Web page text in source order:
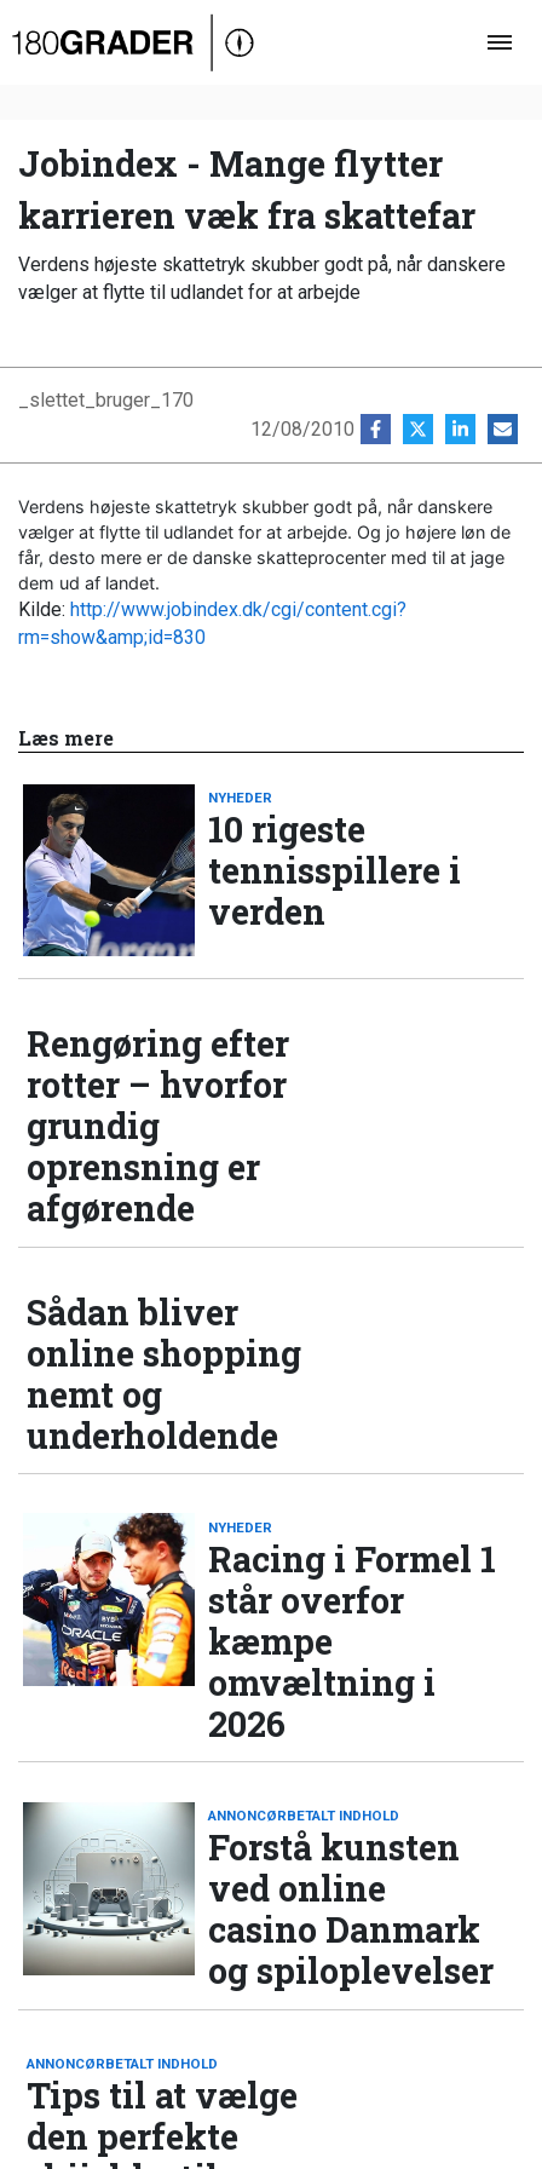
Oversigt
Debat
Video
Podcast
Jobindex - Mange flytter
karrieren væk fra skattefar
Verdens højeste skattetryk skubber godt på, når danskere
vælger at flytte til udlandet for at arbejde
_slettet_bruger_170
12/08/2010
Verdens højeste skattetryk skubber godt på, når danskere
vælger at flytte til udlandet for at arbejde. Og jo højere løn de
får, desto mere er de danske skatteprocenter med til at jage
dem ud af landet.
Kilde: http://www.jobindex.dk/cgi/content.cgi?
rm=show&amp;id=830
Læs mere
NYHEDER
10 rigeste
tennisspillere i
verden
Rengøring efter
rotter – hvorfor
grundig
oprensning er
afgørende
Sådan bliver
online shopping
nemt og
underholdende
NYHEDER
Racing i Formel 1
står overfor
kæmpe
omvæltning i
2026
ANNONCØRBETALT INDHOLD
Forstå kunsten
ved online
casino Danmark
og spiloplevelser
ANNONCØRBETALT INDHOLD
Tips til at vælge
den perfekte